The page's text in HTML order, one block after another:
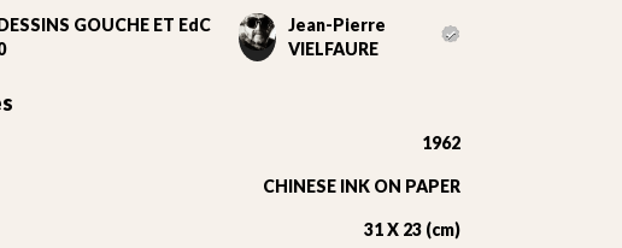
GOUCHE ET EdC
Jean-Pierre
VIELFAURE
1962
CHINESE INK ON PAPER
31 X 23 (cm)